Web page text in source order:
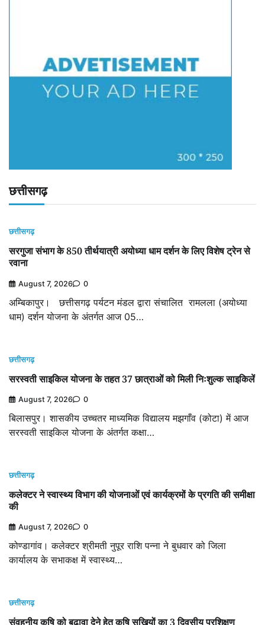
छत्तीसगढ़
छत्तीसगढ़
सरगुजा संभाग के 850 तीर्थयात्री अयोध्या धाम दर्शन के लिए विशेष ट्रेन से
रवाना
August 7, 2026 0
अम्बिकापुर। छत्तीसगढ़ पर्यटन मंडल द्वारा संचालित रामलला (अयोध्या
धाम) दर्शन योजना के अंतर्गत आज 05…
छत्तीसगढ़
सरस्वती साइकिल योजना के तहत 37 छात्राओं को मिली निःशुल्क साइकिलें
August 7, 2026 0
बिलासपुर। शासकीय उच्चतर माध्यमिक विद्यालय मझगाँव (कोटा) में आज
सरस्वती साइकिल योजना के अंतर्गत कक्षा…
छत्तीसगढ़
कलेक्टर ने स्वास्थ्य विभाग की योजनाओं एवं कार्यक्रमों के प्रगति की समीक्षा
की
August 7, 2026 0
कोण्डागांव। कलेक्टर श्रीमती नुपूर राशि पन्ना ने बुधवार को जिला
कार्यालय के सभाकक्ष में स्वास्थ्य…
छत्तीसगढ़
संवहनीय कृषि को बढ़ावा देने हेतु कृषि सखियों का 3 दिवसीय प्रशिक्षण